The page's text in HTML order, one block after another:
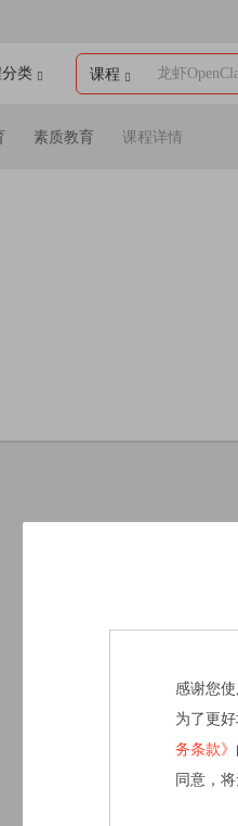
类 课程 龙虾
素质教育 课程详情
感谢您使
为了更
务条款》
同意，